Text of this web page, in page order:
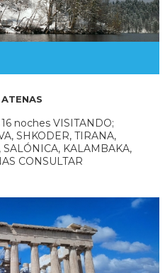
noches VISITANDO;
SHKODER, TIRANA,
KALAMBAKA,
CONSULTAR